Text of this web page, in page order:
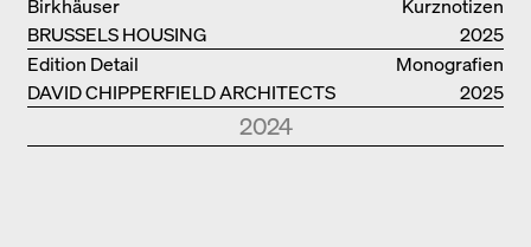
Kurznotizen
BRUSSELS HOUSING
Birkhäuser
2025
Monografien
DAVID CHIPPERFIELD ARCHITECTS
Edition Detail
2025
2024